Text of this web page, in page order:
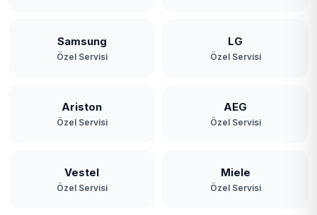
Samsung
Özel Servisi
LG
Özel Servisi
Ariston
Özel Servisi
AEG
Özel Servisi
Vestel
Özel Servisi
Miele
Özel Servisi